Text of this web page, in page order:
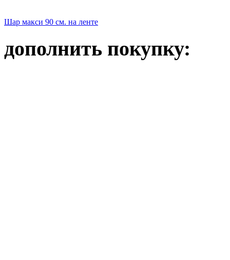
Шар макси 90 см. на ленте
дополнить покупку: